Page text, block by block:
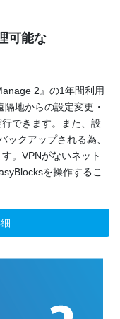
可能な
2』の1年間利用
地からの設定変更・
できます。また、設
ックアップされる為、
。VPNがないネット
を操作するこ